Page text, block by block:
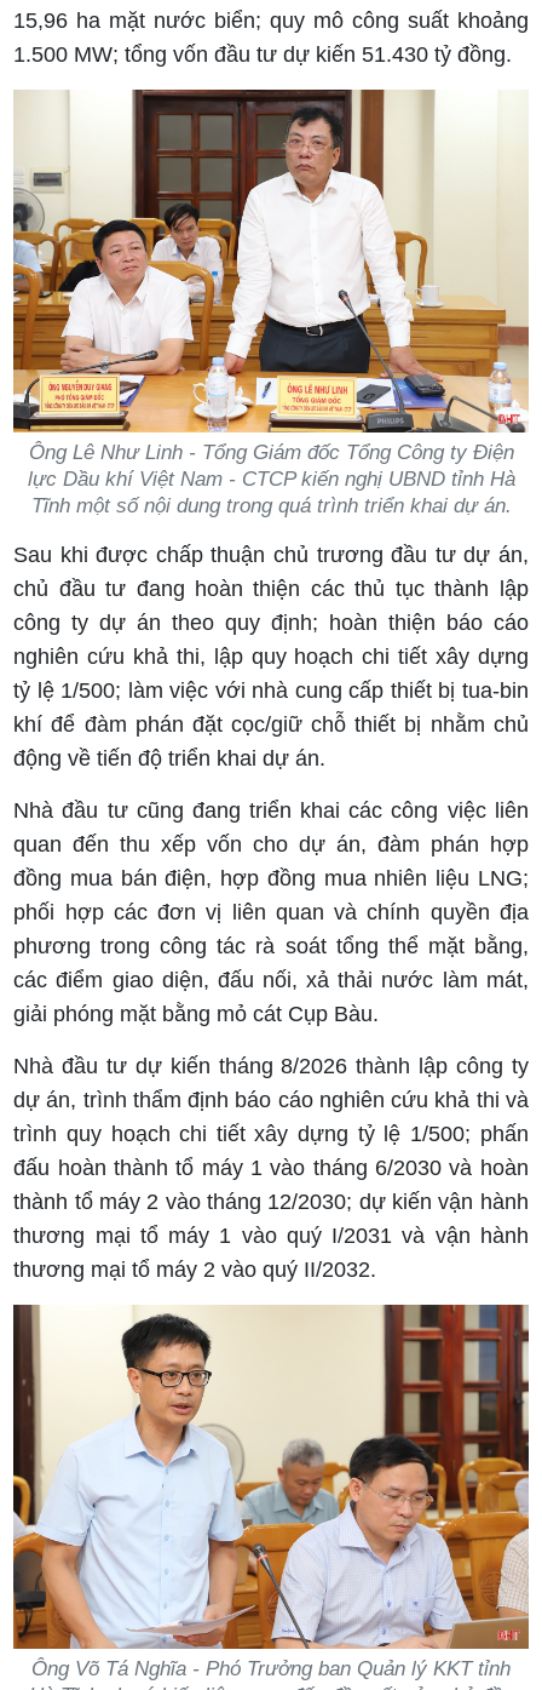
15,96 ha mặt nước biển; quy mô công suất khoảng
1.500 MW; tổng vốn đầu tư dự kiến 51.430 tỷ đồng.
Ông Lê Như Linh - Tổng Giám đốc Tổng Công ty Điện
lực Dầu khí Việt Nam - CTCP kiến nghị UBND tỉnh Hà
Tĩnh một số nội dung trong quá trình triển khai dự án.
Sau khi được chấp thuận chủ trương đầu tư dự án,
chủ đầu tư đang hoàn thiện các thủ tục thành lập
công ty dự án theo quy định; hoàn thiện báo cáo
nghiên cứu khả thi, lập quy hoạch chi tiết xây dựng
tỷ lệ 1/500; làm việc với nhà cung cấp thiết bị tua-bin
khí để đàm phán đặt cọc/giữ chỗ thiết bị nhằm chủ
động về tiến độ triển khai dự án.
Nhà đầu tư cũng đang triển khai các công việc liên
quan đến thu xếp vốn cho dự án, đàm phán hợp
đồng mua bán điện, hợp đồng mua nhiên liệu LNG;
phối hợp các đơn vị liên quan và chính quyền địa
phương trong công tác rà soát tổng thể mặt bằng,
các điểm giao diện, đấu nối, xả thải nước làm mát,
giải phóng mặt bằng mỏ cát Cụp Bàu.
Nhà đầu tư dự kiến tháng 8/2026 thành lập công ty
dự án, trình thẩm định báo cáo nghiên cứu khả thi và
trình quy hoạch chi tiết xây dựng tỷ lệ 1/500; phấn
đấu hoàn thành tổ máy 1 vào tháng 6/2030 và hoàn
thành tổ máy 2 vào tháng 12/2030; dự kiến vận hành
thương mại tổ máy 1 vào quý I/2031 và vận hành
thương mại tổ máy 2 vào quý II/2032.
Ông Võ Tá Nghĩa - Phó Trưởng ban Quản lý KKT tỉnh